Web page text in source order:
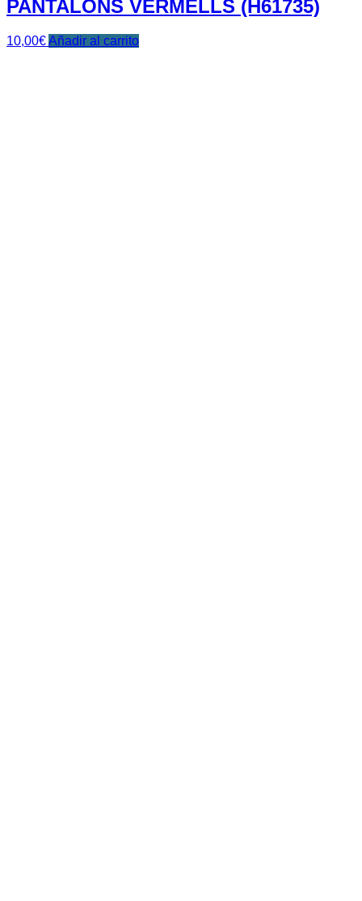
PANTALONS VERMELLS (H61735)
10,00€Añadir al carrito